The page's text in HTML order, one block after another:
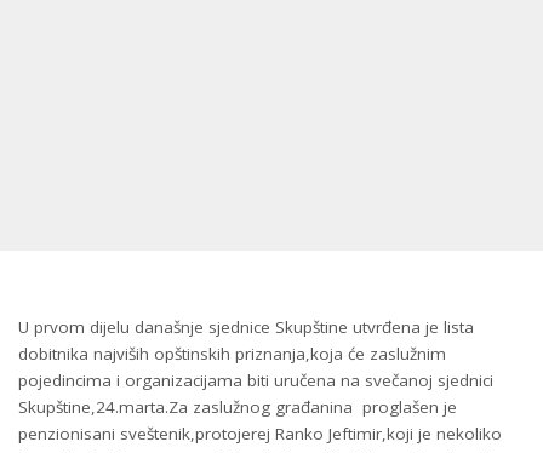
U prvom dijelu današnje sjednice Skupštine utvrđena je lista
dobitnika najviših opštinskih priznanja,koja će zaslužnim
pojedincima i organizacijama biti uručena na svečanoj sjednici
Skupštine,24.marta.Za zaslužnog građanina proglašen je
penzionisani sveštenik,protojerej Ranko Jeftimir,koji je nekoliko